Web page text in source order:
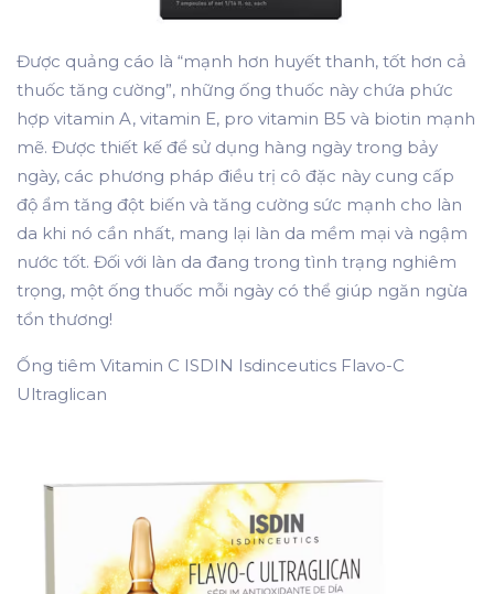
Được quảng cáo là “mạnh hơn huyết thanh, tốt hơn cả
thuốc tăng cường”, những ống thuốc này chứa phức
hợp vitamin A, vitamin E, pro vitamin B5 và biotin mạnh
mẽ. Được thiết kế để sử dụng hàng ngày trong bảy
ngày, các phương pháp điều trị cô đặc này cung cấp
độ ẩm tăng đột biến và tăng cường sức mạnh cho làn
da khi nó cần nhất, mang lại làn da mềm mại và ngậm
nước tốt. Đối với làn da đang trong tình trạng nghiêm
trọng, một ống thuốc mỗi ngày có thể giúp ngăn ngừa
tổn thương!
Ống tiêm Vitamin C ISDIN Isdinceutics Flavo-C
Ultraglican